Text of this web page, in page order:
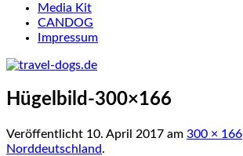
Media Kit
CANDOG
Impressum
Hügelbild-300×166
Veröffentlicht 10. April 2017 am 300 × 166
Norddeutschland.